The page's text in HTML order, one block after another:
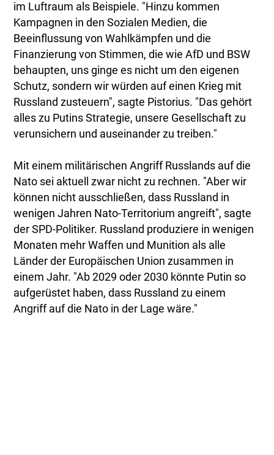
im Luftraum als Beispiele. "Hinzu kommen
Kampagnen in den Sozialen Medien, die
Beeinflussung von Wahlkämpfen und die
Finanzierung von Stimmen, die wie AfD und BSW
behaupten, uns ginge es nicht um den eigenen
Schutz, sondern wir würden auf einen Krieg mit
Russland zusteuern", sagte Pistorius. "Das gehört
alles zu Putins Strategie, unsere Gesellschaft zu
verunsichern und auseinander zu treiben."
Mit einem militärischen Angriff Russlands auf die
Nato sei aktuell zwar nicht zu rechnen. "Aber wir
können nicht ausschließen, dass Russland in
wenigen Jahren Nato-Territorium angreift", sagte
der SPD-Politiker. Russland produziere in wenigen
Monaten mehr Waffen und Munition als alle
Länder der Europäischen Union zusammen in
einem Jahr. "Ab 2029 oder 2030 könnte Putin so
aufgerüstet haben, dass Russland zu einem
Angriff auf die Nato in der Lage wäre."